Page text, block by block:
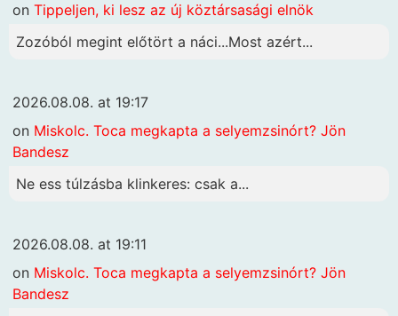
on Tippeljen, ki lesz az új köztársasági elnök
Zozóból megint előtört a náci...Most azért...
2026.08.08. at 19:17
on Miskolc. Toca megkapta a selyemzsinórt? Jön
Bandesz
Ne ess túlzásba klinkeres: csak a...
2026.08.08. at 19:11
on Miskolc. Toca megkapta a selyemzsinórt? Jön
Bandesz